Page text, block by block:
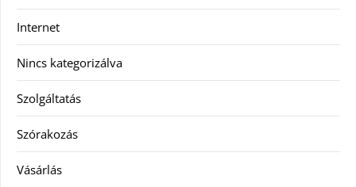
Internet
Nincs kategorizálva
Szolgáltatás
Szórakozás
Vásárlás